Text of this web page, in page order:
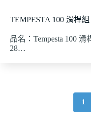
TEMPESTA 100 滑桿
品名：Tempesta 100
28…
1